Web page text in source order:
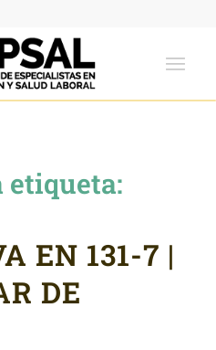
etiqueta:
EN 131-7 |
DE